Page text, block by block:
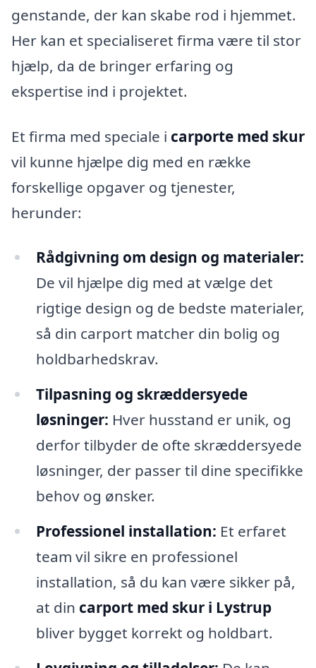
genstande, der kan skabe rod i hjemmet.
Her kan et specialiseret firma være til stor
hjælp, da de bringer erfaring og
ekspertise ind i projektet.
Et firma med speciale i carporte med skur
vil kunne hjælpe dig med en række
forskellige opgaver og tjenester,
herunder:
Rådgivning om design og materialer:
De vil hjælpe dig med at vælge det
rigtige design og de bedste materialer,
så din carport matcher din bolig og
holdbarhedskrav.
Tilpasning og skræddersyede
løsninger: Hver husstand er unik, og
derfor tilbyder de ofte skræddersyede
løsninger, der passer til dine specifikke
behov og ønsker.
Professionel installation: Et erfaret
team vil sikre en professionel
installation, så du kan være sikker på,
at din carport med skur i Lystrup
bliver bygget korrekt og holdbart.